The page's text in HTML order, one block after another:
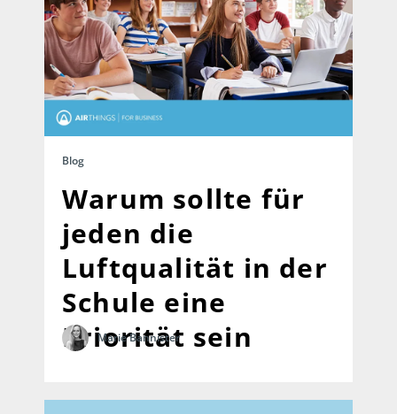
Blog
Warum sollte für
jeden die
Luftqualität in der
Schule eine
Priorität sein
Marie Bannister